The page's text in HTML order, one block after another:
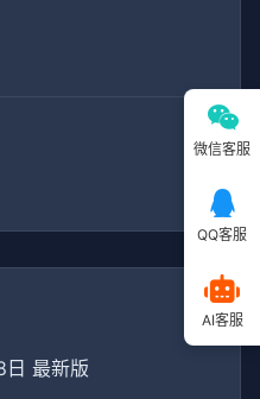
日 最新版
微信客服
QQ客服
AI客服